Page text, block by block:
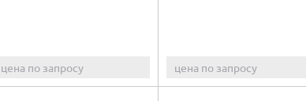
цена по запросу цена по запросу